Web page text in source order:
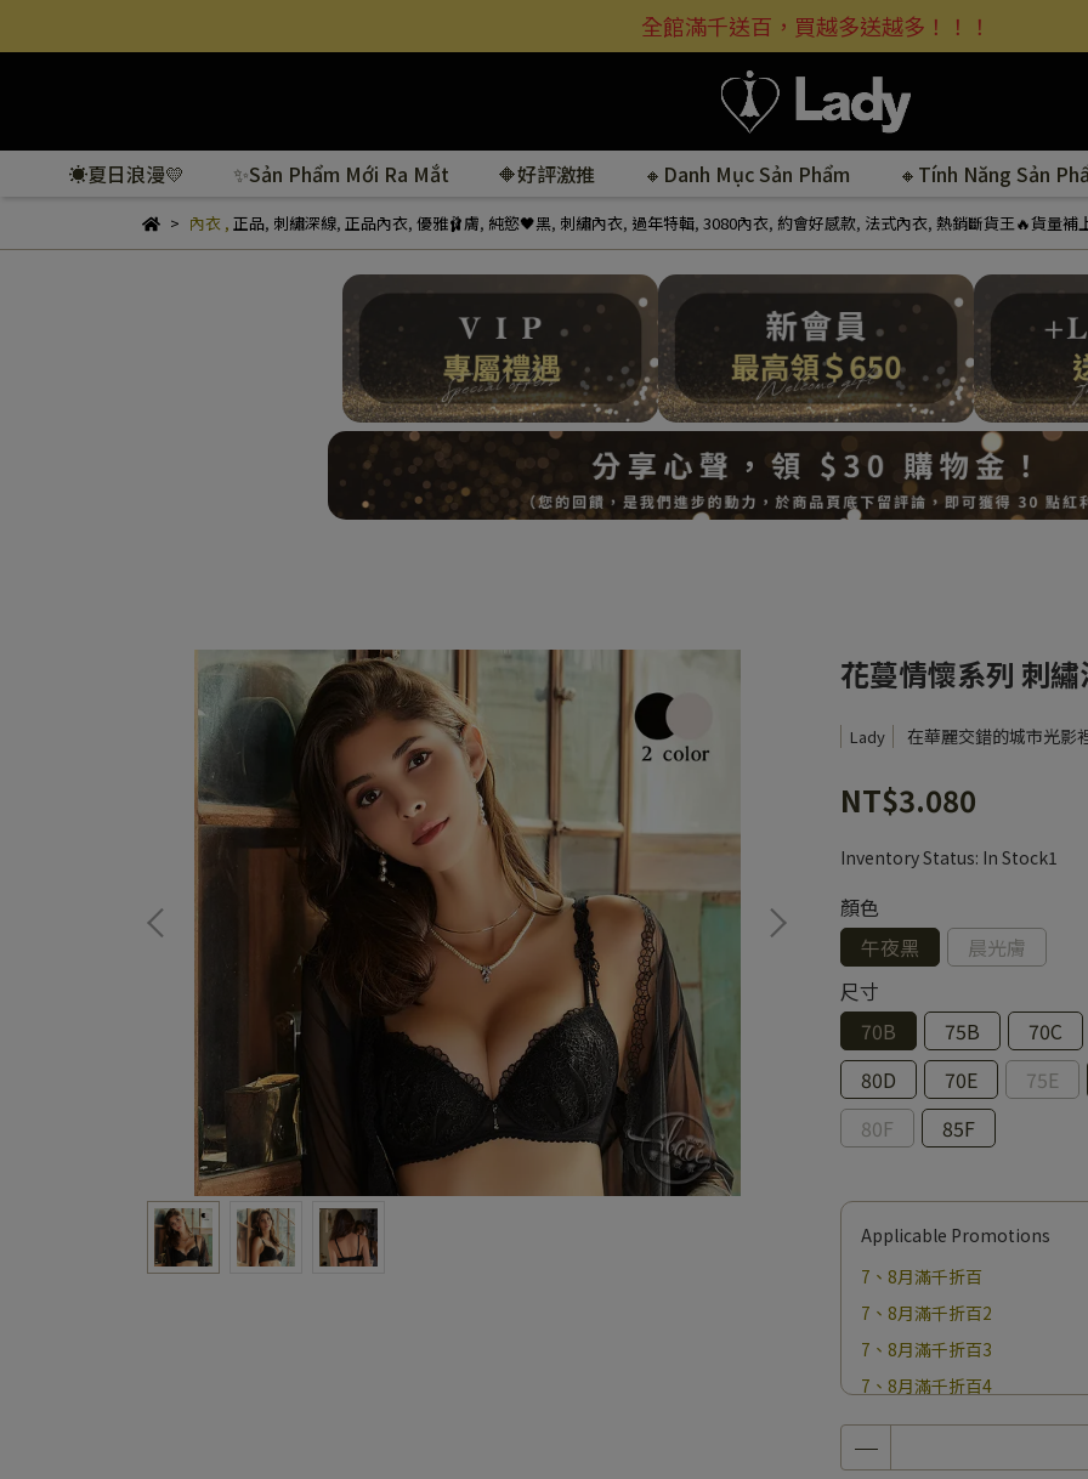
全館滿千送百，買越多送越多！！！
☀️夏日浪漫💛 ✨Sản Phẩm Mới Ra Mắt 🔶好評激推 🔸Danh Mục Sản Phẩm 🔸Tính Năng Sản
內衣, 正品, 刺繡深線, 正品內衣, 優雅🩰膚, 純慾🖤黑, 刺繡內衣, 過年特輯, 3080內衣, 約會好感款, 法式內衣, 熱銷斷貨王🔥貨量補
花蔓情懷系列 刺
Lady 在華麗交錯的城市光影
NT$3.080
Inventory Status: In Stock1
顏色
午夜黑
晨光膚
尺寸
70B
75B
70C
80D
70E
75E
80F
85F
Applicable Promotions
7、8月滿千折百
7、8月滿千折百2
7、8月滿千折百3
7、8月滿千折百4
7、8月滿千折百5